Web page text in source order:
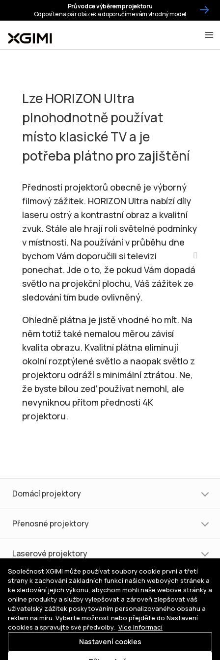
Lze HORIZON Ultra
plnohodnotně používat
místo klasické TV a je
potřeba plátno pro zajištění
Předností projektorů obecně je výborný
filmový zážitek. HORIZON Ultra nabízí díly
laseru ostrý a kontrastní obraz a kvalitní
zvuk. Stále ale hrají roli světelné podmínky
v místnosti. Na používání v průběhu dne
bychom Vám doporučili si televizi
ponechat. Jde o to, že pokud Vám dopadá
světlo na projekční plochu, Váš zážitek ze
sledování tím bude ovlivněný.
Ohledně plátna je jistě vhodné ho mít. Na
něm totiž také nemalou měrou závisí
kvalita obrazu. Kvalitní plátna eliminují
okolní rozptýlené světlo a naopak světlo z
projektoru odráží s minimální ztrátou. Ne,
že byste bílou zeď používat nemohl, ale
nevyniknou přitom přednosti 4K
projektoru.
Domácí projektory
Přenosné projektory
Laserové projektory
Nákup a podpora
Pomoc s výběrem
© 2026 XGIMI Česká republika. Všechna práva vyhrazena.
Společnost XGIMI může používat soubory cookie první a třetí
strany k zachování základních funkcí našich webových stránek a
ke sledování jejich výkonu, abychom mohli naše webové stránky a
online produkty a služby vylepšovat a zároveň zlepšovat váš
uživatelský zážitek poskytováním personalizovaného obsahu a
reklam na míru. Vyberte možnost nebo přejděte do Nastavení
cookies a spravujte své předvolby. Více informací
Nastavení cookies